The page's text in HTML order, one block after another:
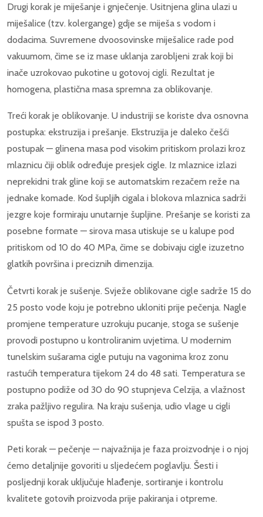
Drugi korak je miješanje i gnječenje. Usitnjena glina ulazi u
miješalice (tzv. kolergange) gdje se miješa s vodom i
dodacima. Suvremene dvoosovinske miješalice rade pod
vakuumom, čime se iz mase uklanja zarobljeni zrak koji bi
inače uzrokovao pukotine u gotovoj cigli. Rezultat je
homogena, plastična masa spremna za oblikovanje.
Treći korak je oblikovanje. U industriji se koriste dva osnovna
postupka: ekstruzija i prešanje. Ekstruzija je daleko češći
postupak — glinena masa pod visokim pritiskom prolazi kroz
mlaznicu čiji oblik određuje presjek cigle. Iz mlaznice izlazi
neprekidni trak gline koji se automatskim rezačem reže na
jednake komade. Kod šupljih cigala i blokova mlaznica sadrži
jezgre koje formiraju unutarnje šupljine. Prešanje se koristi za
posebne formate — sirova masa utiskuje se u kalupe pod
pritiskom od 10 do 40 MPa, čime se dobivaju cigle izuzetno
glatkih površina i preciznih dimenzija.
Četvrti korak je sušenje. Svježe oblikovane cigle sadrže 15 do
25 posto vode koju je potrebno ukloniti prije pečenja. Nagle
promjene temperature uzrokuju pucanje, stoga se sušenje
provodi postupno u kontroliranim uvjetima. U modernim
tunelskim sušarama cigle putuju na vagonima kroz zonu
rastućih temperatura tijekom 24 do 48 sati. Temperatura se
postupno podiže od 30 do 90 stupnjeva Celzija, a vlažnost
zraka pažljivo regulira. Na kraju sušenja, udio vlage u cigli
spušta se ispod 3 posto.
Peti korak — pečenje — najvažnija je faza proizvodnje i o njoj
ćemo detaljnije govoriti u sljedećem poglavlju. Šesti i
posljednji korak uključuje hlađenje, sortiranje i kontrolu
kvalitete gotovih proizvoda prije pakiranja i otpreme.